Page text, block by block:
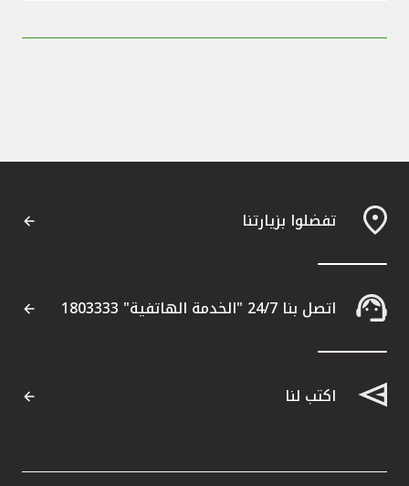
تفضلوا بزيارتنا
اتصل بنا 24/7 "الخدمة الهاتفية" 1803333
اكتب لنا